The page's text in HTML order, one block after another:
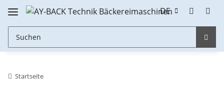
DE
Startseite